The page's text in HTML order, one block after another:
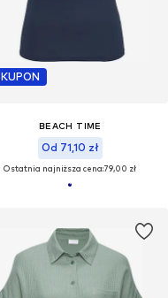
KUPON
BEACH TIME
Od 71,10 zł
Ostatnia najniższa cena:79,00 zł